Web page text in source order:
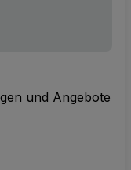
und Angebote